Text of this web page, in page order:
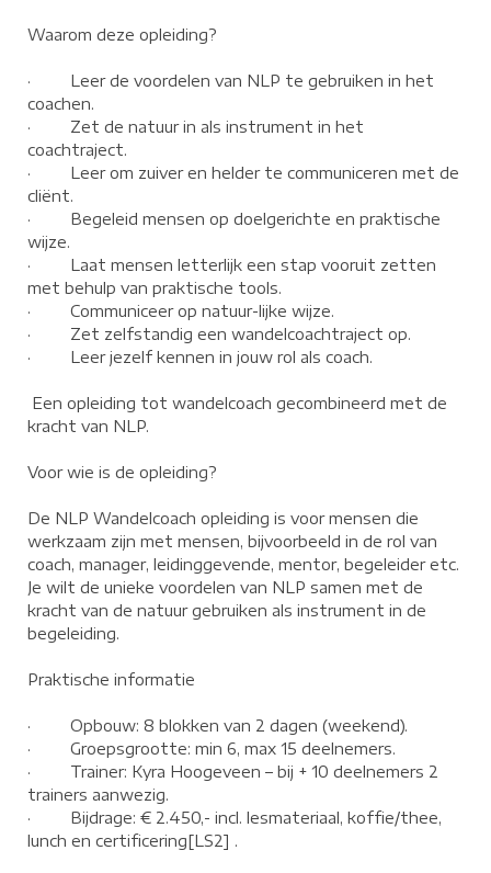
Waarom deze opleiding?
· Leer de voordelen van NLP te gebruiken in het
coachen.
· Zet de natuur in als instrument in het
coachtraject.
· Leer om zuiver en helder te communiceren met de
cliënt.
· Begeleid mensen op doelgerichte en praktische
wijze.
· Laat mensen letterlijk een stap vooruit zetten
met behulp van praktische tools.
· Communiceer op natuur-lijke wijze.
· Zet zelfstandig een wandelcoachtraject op.
· Leer jezelf kennen in jouw rol als coach.
Een opleiding tot wandelcoach gecombineerd met de
kracht van NLP.
Voor wie is de opleiding?
De NLP Wandelcoach opleiding is voor mensen die
werkzaam zijn met mensen, bijvoorbeeld in de rol van
coach, manager, leidinggevende, mentor, begeleider etc.
Je wilt de unieke voordelen van NLP samen met de
kracht van de natuur gebruiken als instrument in de
begeleiding.
Praktische informatie
· Opbouw: 8 blokken van 2 dagen (weekend).
· Groepsgrootte: min 6, max 15 deelnemers.
· Trainer: Kyra Hoogeveen – bij + 10 deelnemers 2
trainers aanwezig.
· Bijdrage: € 2.450,- incl. lesmateriaal, koffie/thee,
lunch en certificering[LS2] .